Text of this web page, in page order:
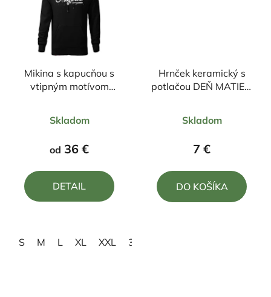
Mikina s kapucňou s
vtipným motívom
hodnotenie
produktu
z
Skladom
od 36 €
DETAIL
S M L XL XXL 3XL
Hrnček keramický s
potlačou DEŇ MATIEK,
hodnotenie
produktu
z
Skladom
7 €
DO KOŠÍKA